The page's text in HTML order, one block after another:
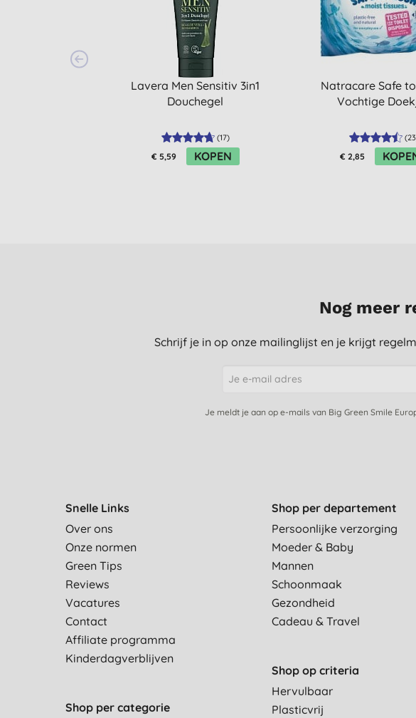
Lavera Men Sensitiv 3in1
Douchegel
(17)
€ 5,59 KOPEN
Natracare Safe
Vochtige
(23
€ 2,85
Nog meer
Schrijf je in op onze mailinglijst en je krijgt
Je meldt je aan op e-mails van Big Green Smile
Snelle Links
Over ons
Onze normen
Green Tips
Reviews
Vacatures
Contact
Affiliate programma
Kinderdagverblijven
Shop per categorie
Shop per departement
Persoonlijke verzorging
Moeder & Baby
Mannen
Schoonmaak
Gezondheid
Cadeau & Travel
Shop op criteria
Hervulbaar
Plasticvrij